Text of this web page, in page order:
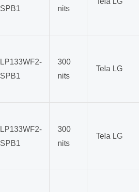
SPB1
nits
LP133WF2-
SPB1
300
nits
Tela LG
LP133WF2-
SPB1
300
nits
Tela LG